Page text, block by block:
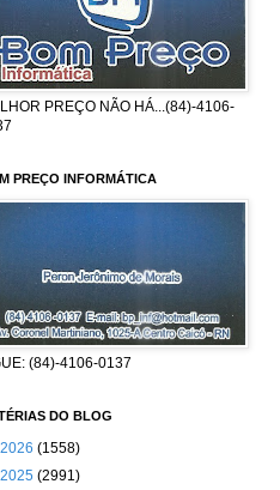
PREÇO NÃO HÁ...(84)-4106-
PREÇO INFORMÁTICA
(84)-4106-0137
DO BLOG
2026 (1558)
2025 (2991)